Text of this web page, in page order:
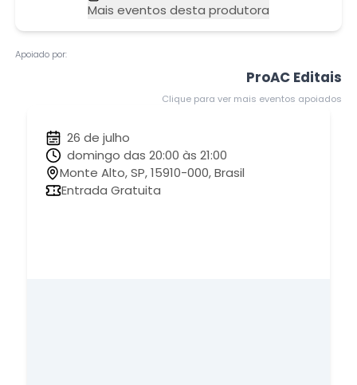
Mais eventos desta produtora
Apoiado por:
ProAC Editais
Clique para ver mais eventos apoiados
26 de julho
domingo das 20:00 às 21:00
Monte Alto, SP, 15910-000, Brasil
Entrada Gratuita